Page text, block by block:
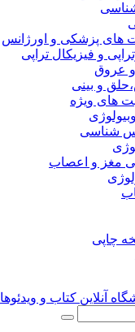
های پزشکی و اورژانس
و فیزیکال تراپی
عروق
و بینی
های ویژه
شناسی
مغز و اعصاب
چاپی